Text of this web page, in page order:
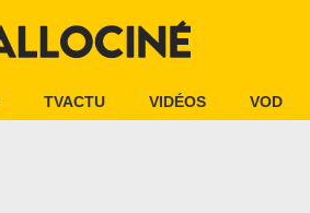
TVACTU VIDÉOS VOD